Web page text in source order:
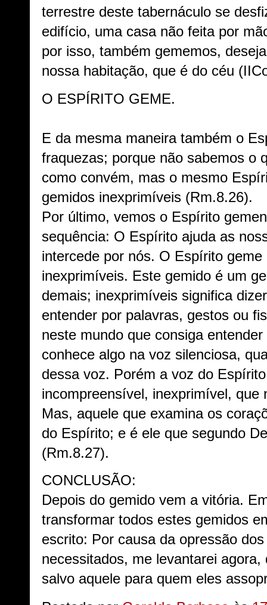
terrestre deste tabernáculo se
edifício, uma casa não feita por
por isso, também gememos,
nossa habitação, que é do céu
O ESPÍRITO GEME.
E da mesma maneira também o
fraquezas; porque não sabemos o
como convém, mas o mesmo
gemidos inexprimíveis (Rm.8.26).
Por último, vemos o Espírito
sequência: O Espírito ajuda as
intercede por nós. O Espírito geme
inexprimíveis. Este gemido é um
demais; inexprimíveis significa
entender por palavras, gestos ou
neste mundo que consiga
conhece algo na voz silenciosa,
dessa voz. Porém a voz do
incompreensível, inexprimível, que
Mas, aquele que examina os
do Espírito; e é ele que segundo
(Rm.8.27).
CONCLUSÃO:
Depois do gemido vem a vitória.
transformar todos estes gemidos
escrito: Por causa da opressão
necessitados, me levantarei
salvo aquele para quem eles